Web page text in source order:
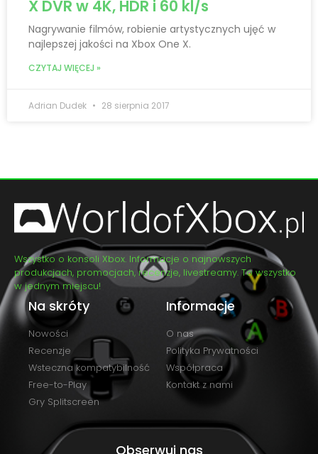
X DVR w 4K, HDR i 60 kl/s
Nagrywanie filmów, robienie artystycznych ujęć w
najlepszej jakości na Xbox One X.
CZYTAJ WIĘCEJ »
Adrian Dudek 28 sierpnia 2017
Wszystko o konsoli Xbox. Informacje o najnowszych
produkcjach, promocjach, recenzje, livestreamy. To wszystko
w jednym miejscu!
Na skróty
Nowości
Recenzje
Wsteczna kompatybilność
Free-to-Play
Gry Splitscreen
Informacje
O nas
Polityka Prywatności
Współpraca
Kontakt z nami
Obserwuj nas